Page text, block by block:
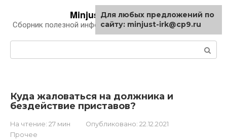
контенту
Minjust-irk.ru
Сборник полезной информации про автомобили
Куда жаловаться на должника и
бездействие приставов?
На чтение: 27 мин Опубликовано: 22.12.2021
Прочее
Для любых предложений по
сайту: minjust-irk@cp9.ru